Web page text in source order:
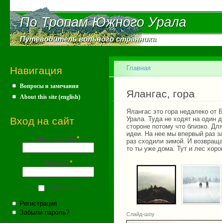
По Тропам Южного Урала
По Тропам Южного Урала
Путеводитель вольного странника
Путеводитель вольного странника
Навигация
Вопросы и замечания
About this site (english)
Вход на сайт
Имя (почта) *
Пароль *
Запомнить
Регистрация
Забыли пароль?
Вы здесь
Главная
Ялангас, гора
Ялангас это гора недалеко
Урала. Туда не ходят на один
стороне потому что близко.
идеи. На нее мы впервый раз
раз сходили зимой. И
то ты уже дома. Тут и лес
Слайд-шоу